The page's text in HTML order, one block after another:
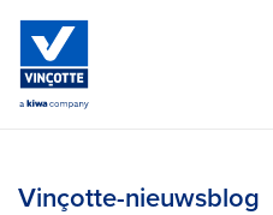
Vinçotte-nieuwsblog